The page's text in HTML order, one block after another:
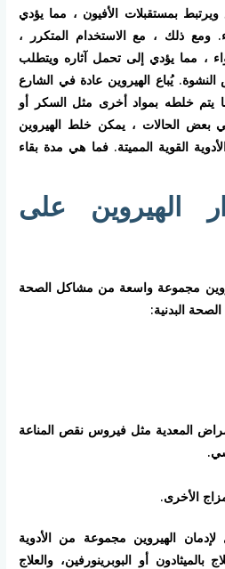
بمستقبلات الأفيون ، مما يؤدي
ومع ذلك ، مع الاستخدام المتكرر ،
، مما يؤدي إلى تحمل آثاره ويتطلب
يُباع الهيروين عادة في الشارع
خلطه بمواد أخرى مثل السكر أو
بعض الحالات ، يمكن خلط الهيروين
القوية المميتة. فما هي مدة بقاء
الهيروين على
مجموعة واسعة من مشاكل الصحة
البدنية:
المعدية مثل فيروس نقص المناعة
الأخرى.
لإدمان الهيروين مجموعة من الأدوية
بالميثادون أو البوبرينورفين، والعلاج